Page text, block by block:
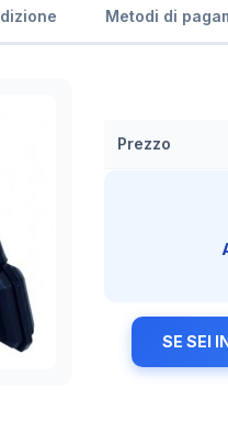
Metodi di
Prezzo
SE SEI